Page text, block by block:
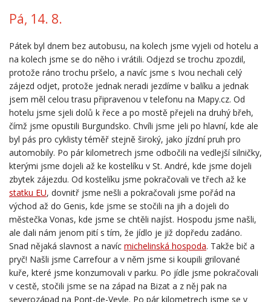
Pá, 14. 8.
Pátek byl dnem bez autobusu, na kolech jsme vyjeli od hotelu a
na kolech jsme se do něho i vrátili. Odjezd se trochu zpozdil,
protože ráno trochu pršelo, a navíc jsme s Ivou nechali celý
zájezd odjet, protože jednak neradi jezdíme v balíku a jednak
jsem měl celou trasu připravenou v telefonu na Mapy.cz. Od
hotelu jsme sjeli dolů k řece a po mostě přejeli na druhý břeh,
čímž jsme opustili Burgundsko. Chvíli jsme jeli po hlavní, kde ale
byl pás pro cyklisty téměř stejně široký, jako jízdní pruh pro
automobily. Po pár kilometrech jsme odbočili na vedlejší silničky,
kterými jsme dojeli až ke kostelíku v St. André, kde jsme dojeli
zbytek zájezdu. Od kostelíku jsme pokračovali ve třech až ke
statku EU, dovnitř jsme nešli a pokračovali jsme pořád na
východ až do Genis, kde jsme se stočili na jih a dojeli do
městečka Vonas, kde jsme se chtěli najíst. Hospodu jsme našli,
ale dali nám jenom pití s tím, že jídlo je již dopředu zadáno.
Snad nějaká slavnost a navíc michelinská hospoda . Takže bič a
pryč! Našli jsme Carrefour a v něm jsme si koupili grilované
kuře, které jsme konzumovali v parku. Po jídle jsme pokračovali
v cestě, stočili jsme se na západ na Bizat a z něj pak na
severozápad na Pont-de-Veyle. Po pár kilometrech jsme se v